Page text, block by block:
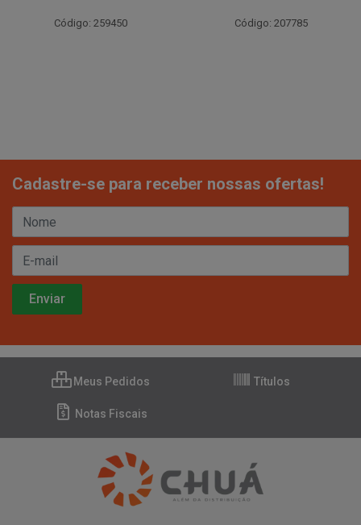
Código: 259450 Código: 207785
Cadastre-se para receber nossas ofertas!
Meus Pedidos Títulos
Notas Fiscais